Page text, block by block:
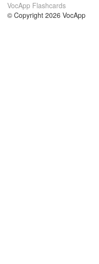
VocApp Flashcards
© Copyright 2026 VocApp